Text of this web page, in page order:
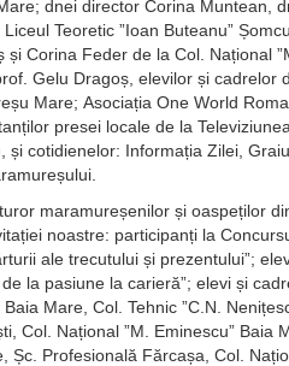
dnei director Corina Muntean,
Teoretic ”Ioan Buteanu”
și Corina Feder de la Col. Național
Gelu Dragoș, elevilor și cadrelor
Mare; Asociația One World
presei locale de la
și cotidienelor: Informația Zilei,
maramureșenilor și oaspeților
noastre: participanți la
ale trecutului și prezentului”;
la pasiune la carieră”; elevi și
Mare, Col. Tehnic ”C.N.
Col. Național ”M. Eminescu” Baia
Șc. Profesională Fărcașa, Col.